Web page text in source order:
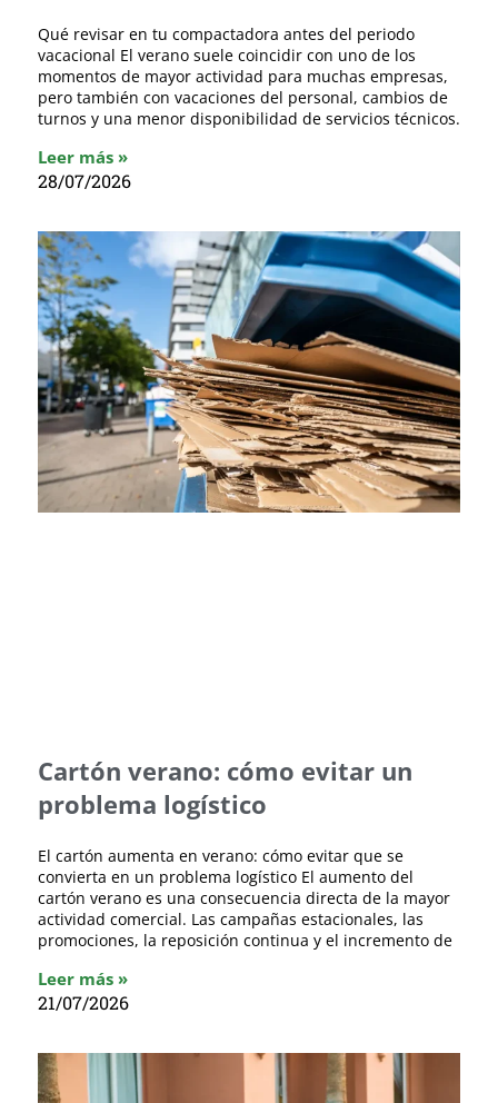
Qué revisar en tu compactadora antes del periodo
vacacional El verano suele coincidir con uno de los
momentos de mayor actividad para muchas empresas,
pero también con vacaciones del personal, cambios de
turnos y una menor disponibilidad de servicios técnicos.
Leer más »
28/07/2026
Cartón verano: cómo evitar un
problema logístico
El cartón aumenta en verano: cómo evitar que se
convierta en un problema logístico El aumento del
cartón verano es una consecuencia directa de la mayor
actividad comercial. Las campañas estacionales, las
promociones, la reposición continua y el incremento de
Leer más »
21/07/2026